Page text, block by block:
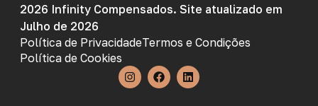
2026 Infinity Compensados. Site atualizado em
Julho de 2026
Política de PrivacidadeTermos e Condições
Política de Cookies